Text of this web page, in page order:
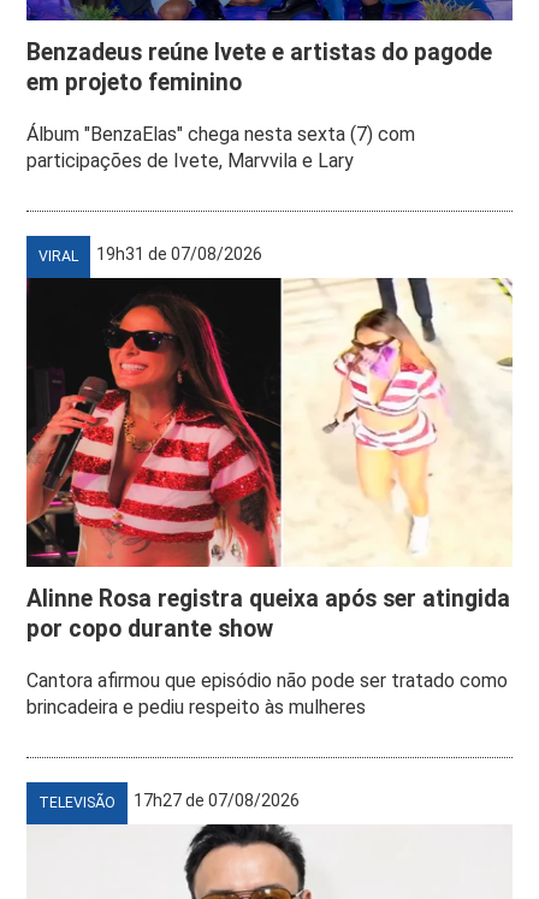
Benzadeus reúne Ivete e artistas do pagode
em projeto feminino
Álbum "BenzaElas" chega nesta sexta (7) com
participações de Ivete, Marvvila e Lary
VIRAL 19h31 de 07/08/2026
Alinne Rosa registra queixa após ser atingida
por copo durante show
Cantora afirmou que episódio não pode ser tratado como
brincadeira e pediu respeito às mulheres
TELEVISÃO 17h27 de 07/08/2026